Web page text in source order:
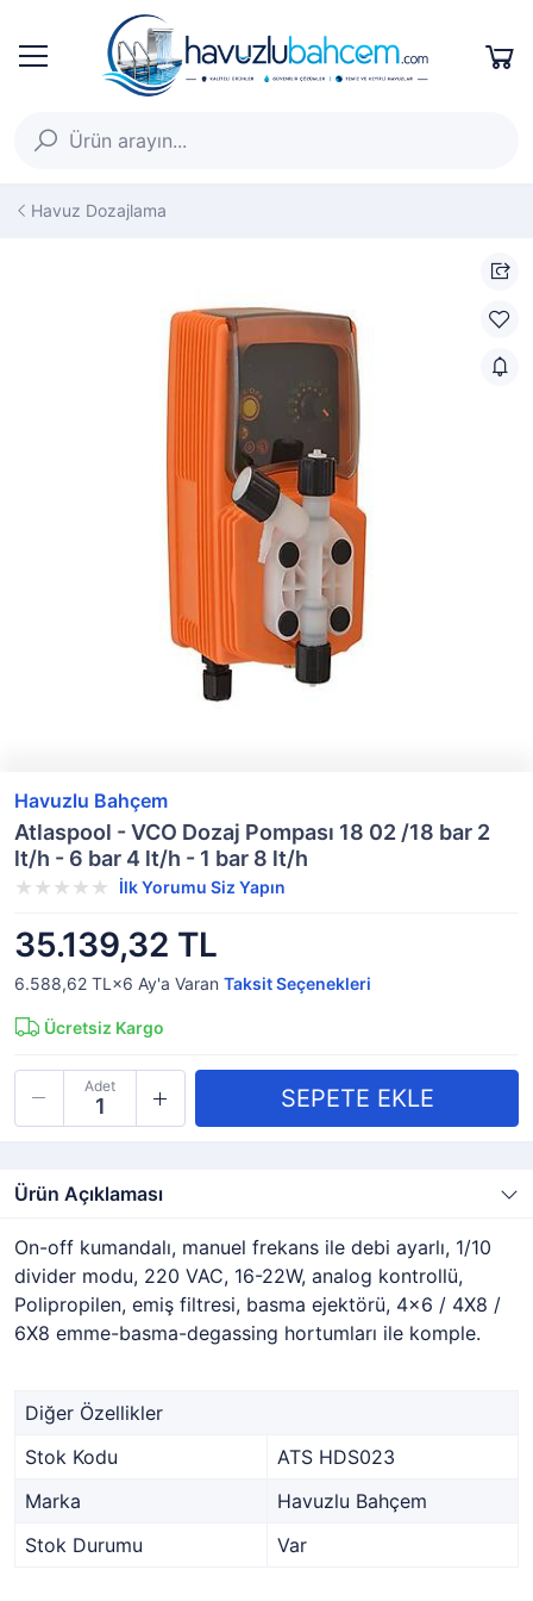
Havuz Dozajlama
Havuzlu Bahçem
Atlaspool - VCO Dozaj Pompası 18 02 /18 bar 2
lt/h - 6 bar 4 lt/h - 1 bar 8 lt/h
İlk Yorumu Siz Yapın
35.139,32 TL
6.588,62 TL×6 Ay'a Varan Taksit Seçenekleri
Ücretsiz Kargo
Adet
Ürün Açıklaması
On-off kumandalı, manuel frekans ile debi ayarlı, 1/10
divider modu, 220 VAC, 16-22W, analog kontrollü,
Polipropilen, emiş filtresi, basma ejektörü, 4x6 / 4X8 /
6X8 emme-basma-degassing hortumları ile komple.
Diğer Özellikler
Stok Kodu
ATS HDS023
Marka
Havuzlu Bahçem
Stok Durumu
Var